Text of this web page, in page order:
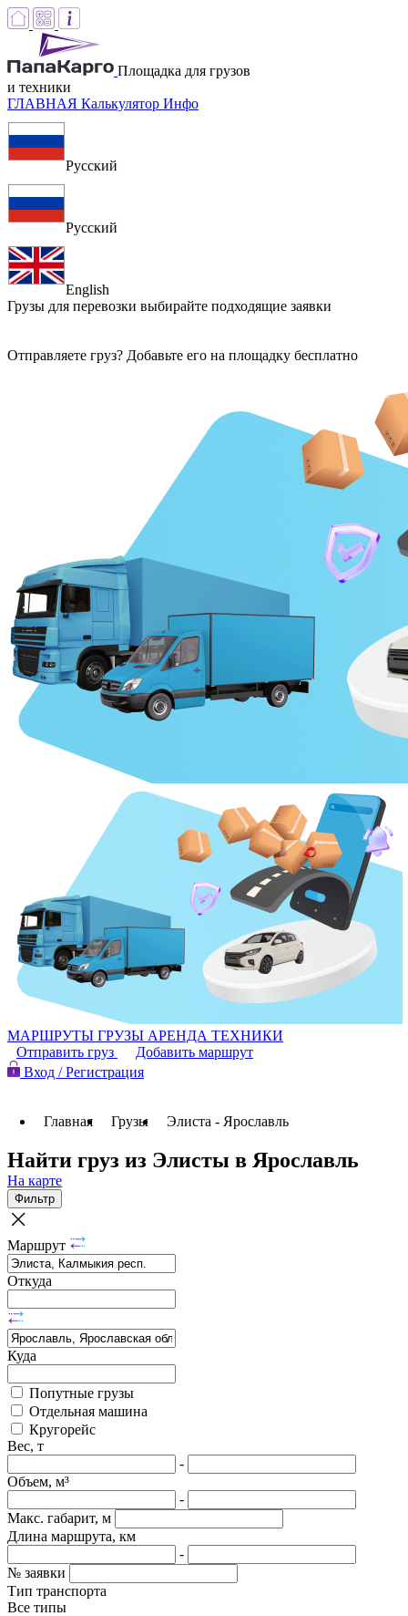
Площадка для грузов
и техники
ГЛАВНАЯ Калькулятор Инфо
Русский
Русский
English
Грузы для перевозки выбирайте подходящие заявки
Отправляете груз? Добавьте его на площадку бесплатно
МАРШРУТЫ ГРУЗЫ АРЕНДА ТЕХНИКИ
Отправить груз
Добавить маршрут
Вход / Регистрация
Главная Грузы Элиста - Ярославль
Найти груз из Элисты в Ярославль
На карте
Фильтр
Маршрут
Откуда
Куда
Попутные грузы
Отдельная машина
Кругорейс
Вес, т
-
Объем, м³
-
Макс. габарит, м
Длина маршрута, км
-
№ заявки
Тип транспорта
Все типы